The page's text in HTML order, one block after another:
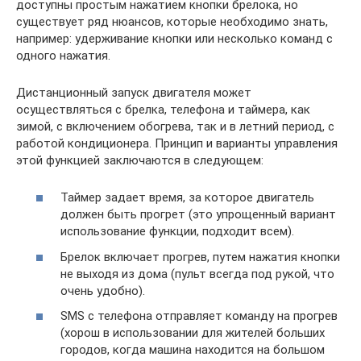
доступны простым нажатием кнопки брелока, но
существует ряд нюансов, которые необходимо знать,
например: удерживание кнопки или несколько команд с
одного нажатия.
Дистанционный запуск двигателя может
осуществляться с брелка, телефона и таймера, как
зимой, с включением обогрева, так и в летний период, с
работой кондиционера. Принцип и варианты управления
этой функцией заключаются в следующем:
Таймер задает время, за которое двигатель
должен быть прогрет (это упрощенный вариант
использование функции, подходит всем).
Брелок включает прогрев, путем нажатия кнопки
не выходя из дома (пульт всегда под рукой, что
очень удобно).
SMS с телефона отправляет команду на прогрев
(хорош в использовании для жителей больших
городов, когда машина находится на большом